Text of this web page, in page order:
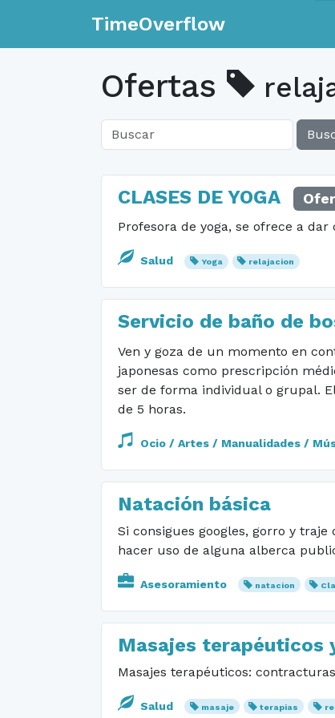
TimeOverflow
Ofertas
CLASES DE YOGA
Profesora de yoga, se ofrece a
Salud Yoga relajacion
Servicio de baño de
Ven y goza de un momento en
japonesas como prescripción
ser de forma individual o grupal.
de 5 horas.
Ocio / Artes / Manualidades /
Natación básica
Si consigues googles, gorro y
hacer uso de alguna alberca
Asesoramiento natacion
Masajes terapéuticos
Masajes terapéuticos:
Salud masaje terapias